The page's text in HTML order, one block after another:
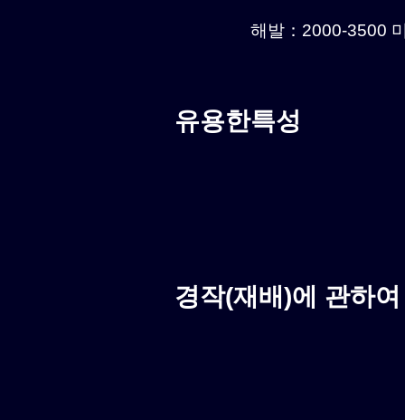
해발：2000-3500
유용한특성
경작(재배)에 관하